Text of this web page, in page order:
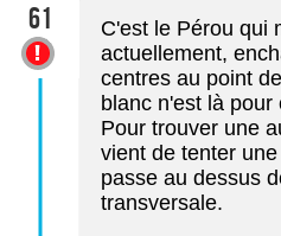
61
C'est le Pérou qui
actuellement,
centres au point
blanc n'est là
Pour trouver une
vient de tenter
passe au dessus
transversale.